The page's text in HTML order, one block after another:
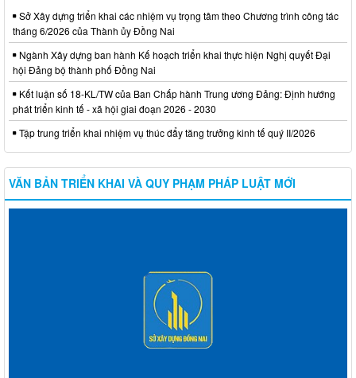
Sở Xây dựng triển khai các nhiệm vụ trọng tâm theo Chương trình công tác
tháng 6/2026 của Thành ủy Đồng Nai
Ngành Xây dựng ban hành Kế hoạch triển khai thực hiện Nghị quyết Đại
hội Đảng bộ thành phố Đồng Nai
Kết luận số 18-KL/TW của Ban Chấp hành Trung ương Đảng: Định hướng
phát triển kinh tế - xã hội giai đoạn 2026 - 2030
Tập trung triển khai nhiệm vụ thúc đẩy tăng trưởng kinh tế quý II/2026
VĂN BẢN TRIỂN KHAI VÀ QUY PHẠM PHÁP LUẬT MỚI